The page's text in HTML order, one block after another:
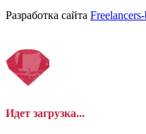
Разработка сайта
Идет загрузка...